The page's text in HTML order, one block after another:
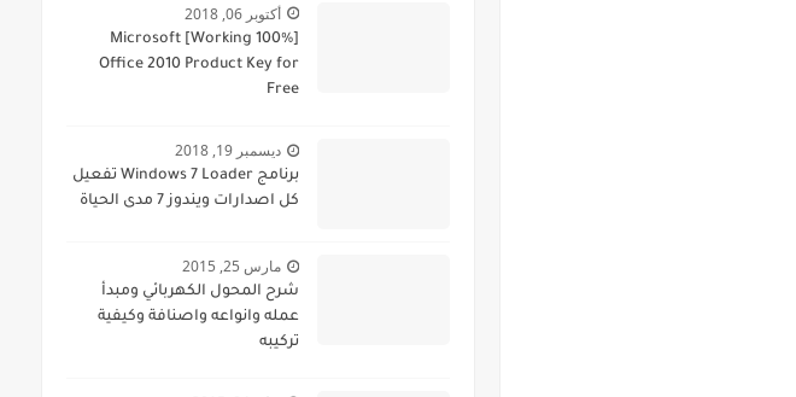
أكتوبر 06, 2018
[100% Working] Microsoft
Office 2010 Product Key for
Free
ديسمبر 19, 2018
برنامج Windows 7 Loader تفعيل
كل اصدارات ويندوز 7 مدى الحياة
مارس 25, 2015
شرح المحول الكهربائي ومبدأ
عمله وانواعه واصنافة وكيفية
تركيبه